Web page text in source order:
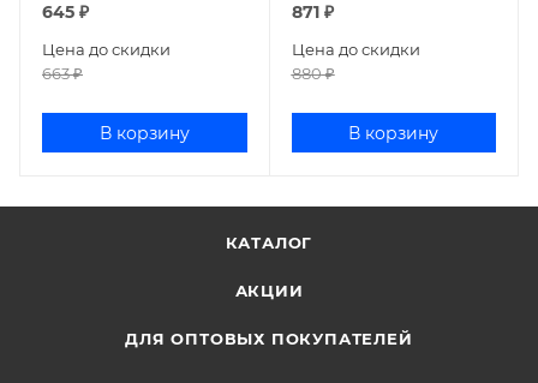
645 ₽
Цена до скидки
663₽
В корзину
871₽
Цена до скидки
880₽
В корзину
КАТАЛОГ
АКЦИИ
ДЛЯ ОПТОВЫХ ПОКУПАТЕЛЕЙ